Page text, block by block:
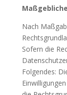
Nach
Sofern die
Folgendes: